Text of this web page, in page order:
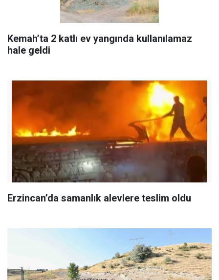
Kemah’ta 2 katlı ev yangında kullanılamaz
hale geldi
Erzincan’da samanlık alevlere teslim oldu